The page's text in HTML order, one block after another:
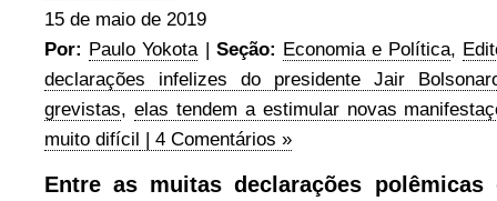
15 de maio de 2019
Por: Paulo Yokota| Seção: Economia e Política,
declarações infelizes do presidente Jair
grevistas, elas tendem a estimular novas
muito difícil | 4 Comentários »
Entre as muitas declarações